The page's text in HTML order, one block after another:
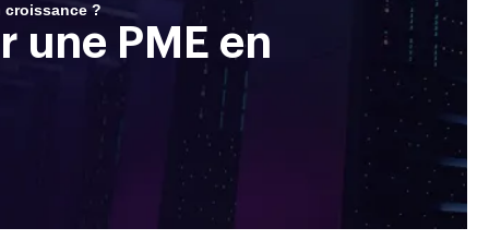
croissance ?
PME en